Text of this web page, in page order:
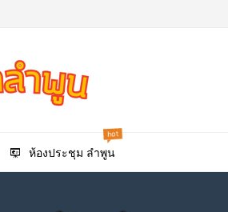
ห้องประชุม ลำพูน
hot